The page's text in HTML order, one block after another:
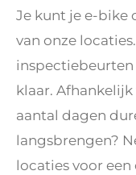
Je kunt je e-bike
van onze
inspectiebeurten
klaar.
aantal dagen
langsbrengen?
locaties voor